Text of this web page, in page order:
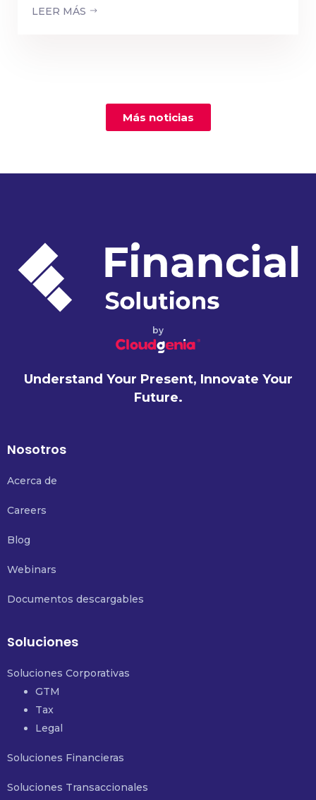
LEER MÁS
Más noticias
by
Understand Your Present, Innovate Your
Future.
Nosotros
Acerca de
Careers
Blog
Webinars
Documentos descargables
Soluciones
Soluciones Corporativas
GTM
Tax
Legal
Soluciones Financieras
Soluciones Transaccionales